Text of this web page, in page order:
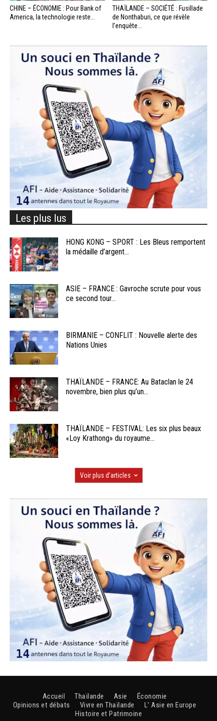
CHINE – ÉCONOMIE : Pour Bank of
America, la technologie reste...
THAÏLANDE – SOCIÉTÉ : Fusillade
de Nonthaburi, ce que révèle
l’enquête...
Les plus lus
HONG KONG – SPORT : Les Bleus remportent
la médaille d’argent...
ASIE – FRANCE : Gavroche scrute pour vous
ce second tour...
BIRMANIE – CONFLIT : Nouvelle alerte des
Nations Unies
THAÏLANDE – FRANCE: Au Bataclan le 24
novembre, bien plus qu’un...
THAÏLANDE – FESTIVAL: Les six plus beaux
«Loy Krathong» du royaume...
Voir plus d'articles
Accueil Thaïlande Asie
Économie
Opinions et débats
Vivre en Thaïlande
L’ Asie en Europe
Histoire et Patrimoine